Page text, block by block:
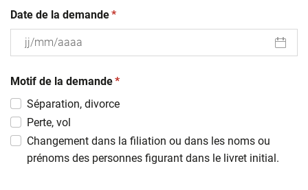
Date de la demande(obligatoire)
*
slash
MM
slash
AAAA
Motif de la demande(obligatoire)
*
Séparation, divorce
Perte, vol
Changement dans la filiation ou dans les noms ou
prénoms des personnes figurant dans le livret initial.